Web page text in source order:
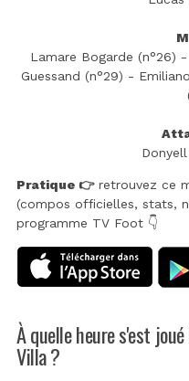
Lamare Bogarde (n°26)
Guessand (n°29) -
Pratique 👉retrouvez ce
(compos officielles, stats,
programme TV Foot 👇
À quelle heure s'est
Villa ?